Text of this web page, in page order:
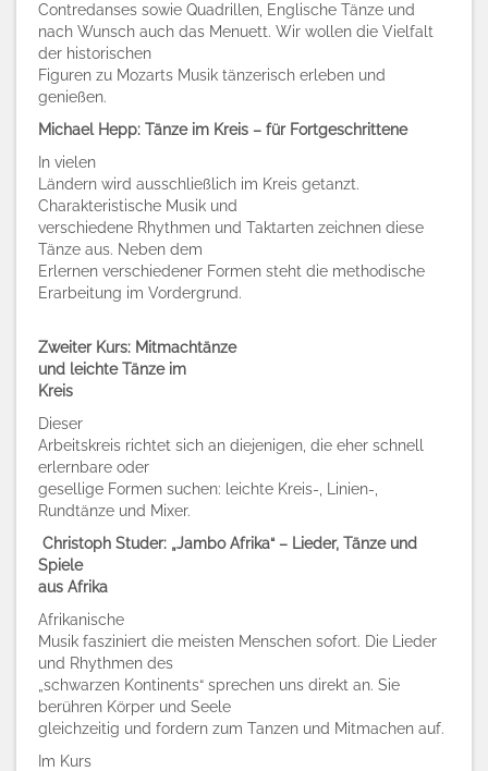
Contredanses sowie Quadrillen, Englische Tänze und
nach Wunsch auch das Menuett. Wir wollen die Vielfalt
der historischen
Figuren zu Mozarts Musik tänzerisch erleben und
genießen.
Michael Hepp: Tänze im Kreis – für Fortgeschrittene
In vielen
Ländern wird ausschließlich im Kreis getanzt.
Charakteristische Musik und
verschiedene Rhythmen und Taktarten zeichnen diese
Tänze aus. Neben dem
Erlernen verschiedener Formen steht die methodische
Erarbeitung im Vordergrund.
Zweiter Kurs: Mitmachtänze
und leichte Tänze im
Kreis
Dieser
Arbeitskreis richtet sich an diejenigen, die eher schnell
erlernbare oder
gesellige Formen suchen: leichte Kreis-, Linien-,
Rundtänze und Mixer.
Christoph Studer: „Jambo Afrika“ – Lieder, Tänze und
Spiele
aus Afrika
Afrikanische
Musik fasziniert die meisten Menschen sofort. Die Lieder
und Rhythmen des
„schwarzen Kontinents“ sprechen uns direkt an. Sie
berühren Körper und Seele
gleichzeitig und fordern zum Tanzen und Mitmachen auf.
Im Kurs